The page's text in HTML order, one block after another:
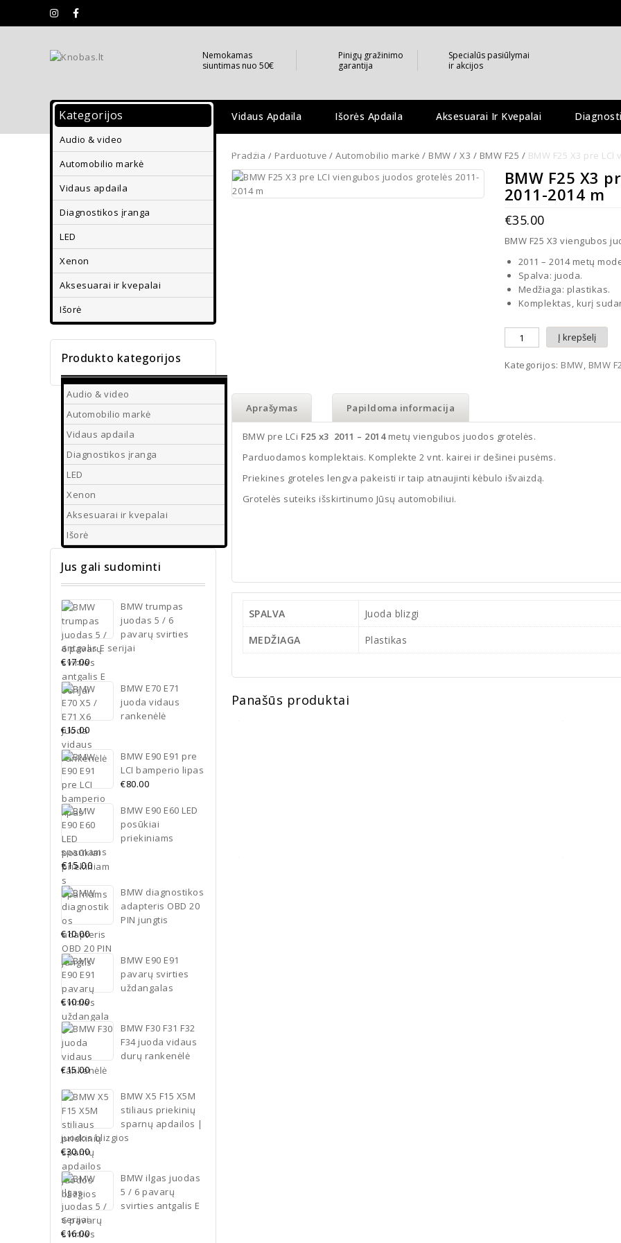
Nemokamas
siuntimas nuo 50€
Pinigų gražinimo
garantija
Specialūs pasiūlymai
ir akcijos
Kategorijos
Audio & video
Automobilio markė
Vidaus apdaila
Diagnostikos įranga
LED
Xenon
Aksesuarai ir kvepalai
Išorė
Vidaus Apdaila Išorės Apdaila Aksesuarai Ir Kvepalai
Parkavimo Davikliai Ir Vaizdo Kameros
Pradžia / Parduotuvė /Automobilio markė / BMW /X3 / BMW F25 / BMW F25 X3 pre
BMW F25 X3
2011-2014 m
€35.00
BMW F25 X3 viengubos
2011 – 2014 metų
Spalva: juoda.
Medžiaga: plastikas.
Komplektas, kurį
Į krepšelį
Kategorijos: BMW, BMW
Aprašymas Papildoma informacija
BMW pre LCi F25 x3 2011 – 2014metų viengubos juodos grotelės.
Parduodamos komplektais. Komplekte 2 vnt. kairei ir dešinei pusėms.
Priekines groteles lengva pakeisti ir taip atnaujinti kėbulo išvaizdą.
Grotelės suteiks išskirtinumo Jūsų automobiliui.
SPALVA
Juoda blizgi
MEDŽIAGA
Plastikas
Panašūs produktai
Produkto kategorijos
Audio & video
Automobilio markė
Vidaus apdaila
Diagnostikos įranga
LED
Xenon
Aksesuarai ir kvepalai
Išorė
Jus gali sudominti
BMW trumpas
juodas 5 / 6
pavarų svirties
antgalis E serijai
€17.00
BMW E70 E71
juoda vidaus
rankenėlė
€15.00
BMW E90 E91 pre
LCI bamperio lipas
€80.00
BMW E90 E60 LED
posūkiai
priekiniams
sparnams
€15.00
BMW diagnostikos
adapteris OBD 20
PIN jungtis
€10.00
BMW E90 E91
pavarų svirties
uždangalas
€10.00
BMW F30 F31 F32
F34 juoda vidaus
durų rankenėlė
€15.00
BMW X5 F15 X5M
stiliaus priekinių
sparnų apdailos |
juodos blizgios
€30.00
BMW ilgas juodas
5 / 6 pavarų
svirties antgalis E
serijai
€16.00